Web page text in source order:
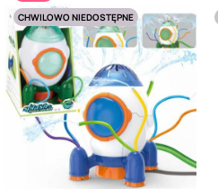
CHWILOWO NIEDOSTĘPNE